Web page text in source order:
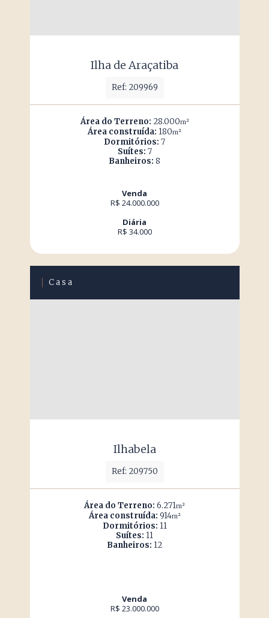
Ilha de Araçatiba
Ref: 209969
Área do Terreno: 28.000m²
Área construída: 180m²
Dormitórios: 7
Suítes: 7
Banheiros: 8
Venda
R$ 24.000.000
Diária
R$ 34.000
Casa
Ilhabela
Ref: 209750
Área do Terreno: 6.271m²
Área construída: 914m²
Dormitórios: 11
Suítes: 11
Banheiros: 12
Venda
R$ 23.000.000